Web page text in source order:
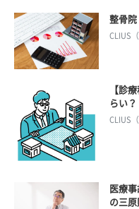
整骨院
CLIUS
【診
らい？
CLIUS
医療
の三原